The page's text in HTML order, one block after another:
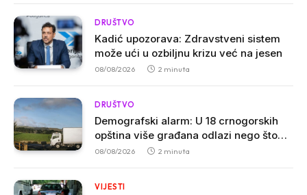
DRUŠTVO
Kadić upozorava: Zdravstveni sistem
može ući u ozbiljnu krizu već na jesen
08/08/2026 2 minuta
DRUŠTVO
Demografski alarm: U 18 crnogorskih
opština više građana odlazi nego što
dolazi
08/08/2026 2 minuta
VIJESTI